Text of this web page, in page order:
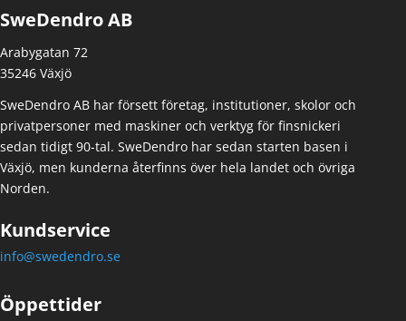
SweDendro AB
Arabygatan 72
35246 Växjö
SweDendro AB har försett företag, institutioner, skolor och
privatpersoner med maskiner och verktyg för finsnickeri
sedan tidigt 90-tal. SweDendro har sedan starten basen i
Växjö, men kunderna återfinns över hela landet och övriga
Norden.
Kundservice
info@swedendro.se
Öppettider